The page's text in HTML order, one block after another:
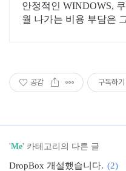
안정적인 WINDOWS,
월 나가는 비용 부담은
공감 구독하기
'Me' 카테고리의 다른 글
DropBox 개설했습니다. (2)